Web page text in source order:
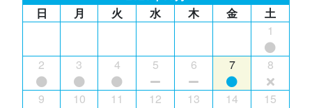
日
月 火 水 木 金
土
1
2 3 4 5 6 7 8
9 10 11 12 13 14 15